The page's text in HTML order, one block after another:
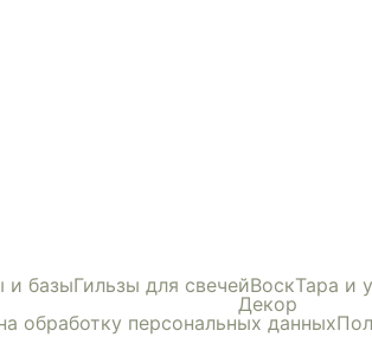
и базыГильзы для свечейВоскТара и
Декор
обработку персональных данных